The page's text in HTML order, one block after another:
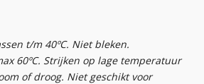
t/m 40ºC. Niet bleken.
60ºC. Strijken op lage temperatuur
of droog. Niet geschikt voor